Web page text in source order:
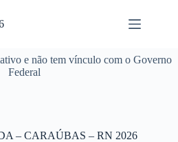
e não tem vínculo com o Governo
Federal
– CARAÚBAS – RN 2026